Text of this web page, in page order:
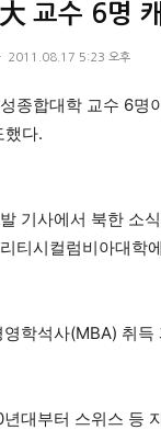
교수 6명
2011.08.17 5:23 오후
종합대학 교수 6명
했다.
기사에서 북한 소
티시컬럼비아대학
영학석사(MBA) 취
대부터 스위스 등